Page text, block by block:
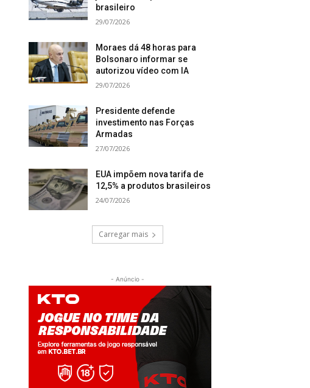
brasileiro
29/07/2026
Moraes dá 48 horas para
Bolsonaro informar se
autorizou vídeo com IA
29/07/2026
Presidente defende
investimento nas Forças
Armadas
27/07/2026
EUA impõem nova tarifa de
12,5% a produtos brasileiros
24/07/2026
Carregar mais
- Anúncio -